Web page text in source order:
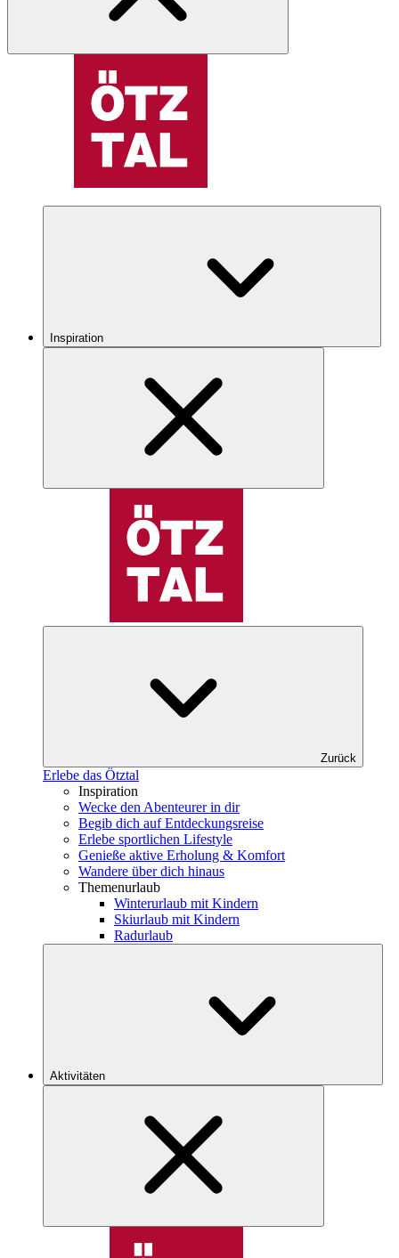
Inspiration
Zurück
Erlebe das Ötztal
Inspiration
Wecke den Abenteurer in dir
Begib dich auf Entdeckungsreise
Erlebe sportlichen Lifestyle
Genieße aktive Erholung & Komfort
Wandere über dich hinaus
Themenurlaub
Winterurlaub mit Kindern
Skiurlaub mit Kindern
Radurlaub
Aktivitäten